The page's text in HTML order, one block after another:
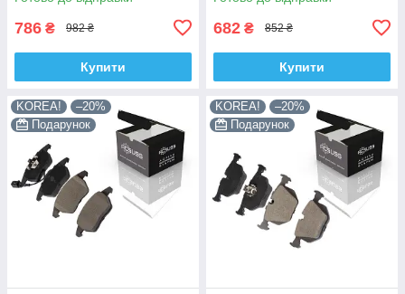
GDB1304 , FDB1483
786 ₴ 982 ₴
Купити
682 ₴ 852 ₴
Купити
KOREA!
–20%
Подарунок
KOREA!
–20%
Подарунок